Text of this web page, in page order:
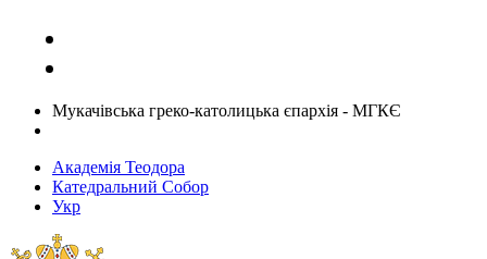
Мукачівська греко-католицька єпархія - МГКЄ
Академія Теодора
Катедральний Собор
Укр